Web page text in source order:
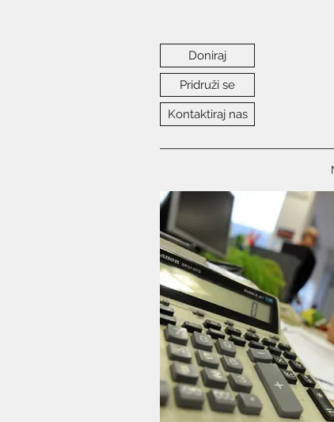
Doniraj
Pridruži se
Kontaktiraj nas